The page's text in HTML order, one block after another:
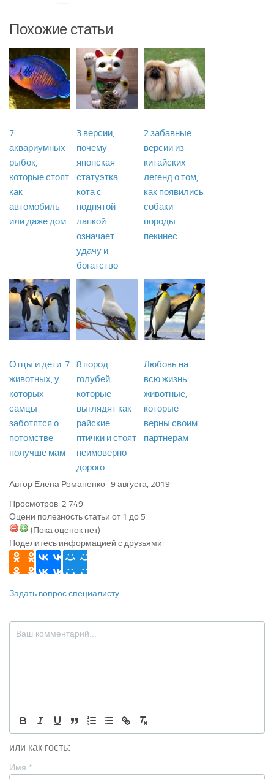
Похожие статьи
7
аквариумных
рыбок,
которые стоят
как
автомобиль
или даже дом
3 версии,
почему
японская
статуэтка
кота с
поднятой
лапкой
означает
удачу и
богатство
2 забавные
версии из
китайских
легенд о том,
как появились
собаки
породы
пекинес
Отцы и дети: 7
животных, у
которых
самцы
заботятся о
потомстве
получше мам
8 пород
голубей,
которые
выглядят как
райские
птички и стоят
неимоверно
дорого
Любовь на
всю жизнь:
животные,
которые
верны своим
партнерам
Автор Елена Романенко ·
Просмотров: 2 749
Оцени полезность статьи от 1 до 5
(Пока оценок нет)
Поделитесь информацией с друзьями:
Задать вопрос специалисту
или как гость:
Имя *